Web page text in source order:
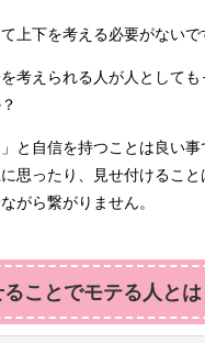
上下を考える必要がないで
考えられる人が人として
」と自信を持つことは良い
思ったり、見せ付けるこ
がら繋がりません。
ことでモテる人とは